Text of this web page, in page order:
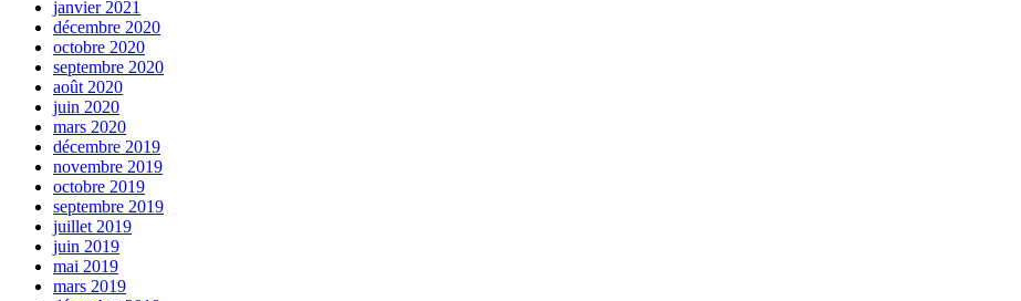
janvier 2021
décembre 2020
octobre 2020
septembre 2020
août 2020
juin 2020
mars 2020
décembre 2019
novembre 2019
octobre 2019
septembre 2019
juillet 2019
juin 2019
mai 2019
mars 2019